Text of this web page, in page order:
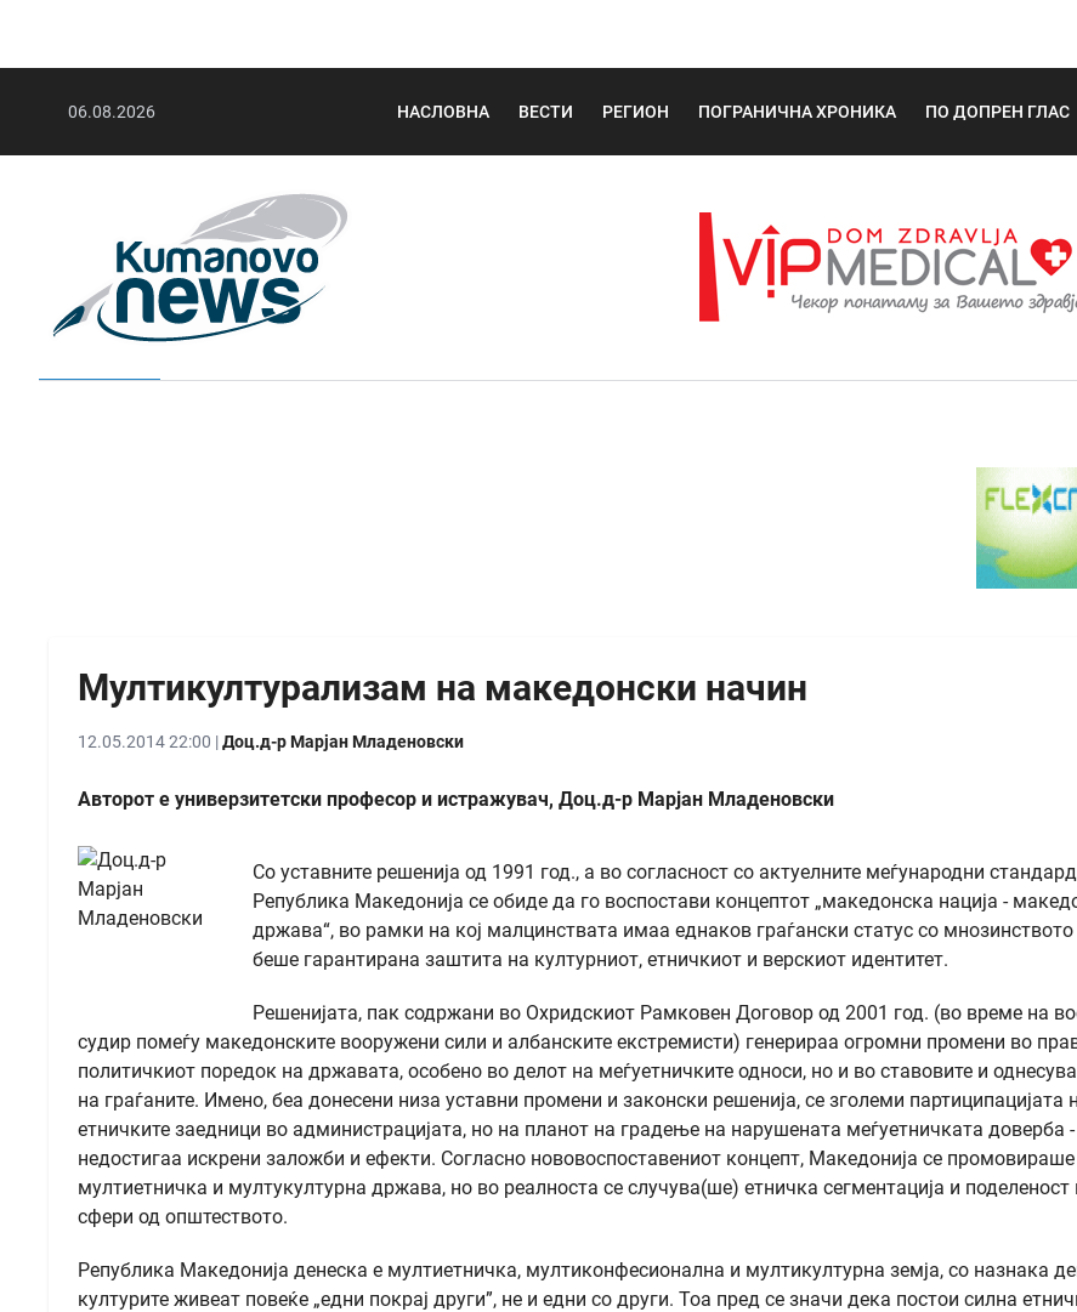
06.08.2026 НАСЛОВНА ВЕСТИ РЕГИОН ПОГРАНИЧНА ХРОНИКА ПО ДОПРЕН ГЛАС
Мултикултурализам на македонски начин
12.05.2014 22:00 |Доц.д-р Марјан Младеновски
Авторот е универзитетски професор и истражувач, Доц.д-р Марјан Младеновски
Со уставните решенија од 1991 год., а во согласност со актуелните меѓународни
Република Македонија се обиде да го воспостави концептот „македонска нација -
држава“, во рамки на кој малцинствата имаа еднаков граѓански статус со
беше гарантирана заштита на културниот, етничкиот и верскиот идентитет.
Решенијата, пак содржани во Охридскиот Рамковен Договор од 2001 год. (во време на
судир помеѓу македонските вооружени сили и албанските екстремисти) генерираа огромни промени во
политичкиот поредок на државата, особено во делот на меѓуетничките односи, но и во ставовите и
на граѓаните. Имено, беа донесени низа уставни промени и законски решенија, се зголеми партиципацијата
етничките заедници во администрацијата, но на планот на градење на нарушената меѓуетничката доверба -
недостигаа искрени заложби и ефекти. Согласно нововоспоставениот концепт, Македонија се
мултиетничка и мултукултурна држава, но во реалноста се случува(ше) етничка сегментација и поделеност
сфери од општеството.
Република Македонија денеска е мултиетничка, мултиконфесионална и мултикултурна земја, со назнака
културите живеат повеќе „едни покрај други”, не и едни со други. Тоа пред се значи дека постои силна